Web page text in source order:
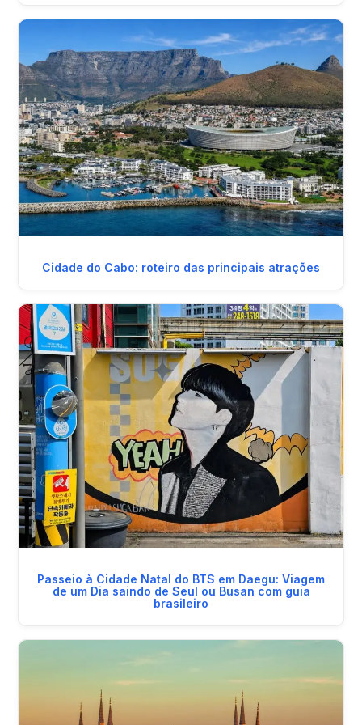
Cidade do Cabo: roteiro das principais atrações
Passeio à Cidade Natal do BTS em Daegu: Viagem
de um Dia saindo de Seul ou Busan com guia
brasileiro